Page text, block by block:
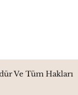
Ve Tüm Hakları